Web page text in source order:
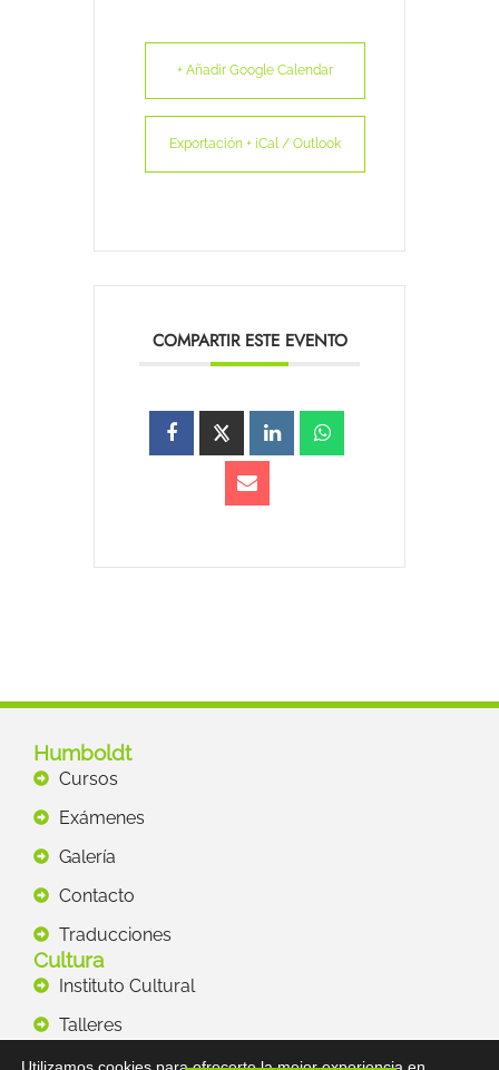
+ Añadir Google Calendar
Exportación + iCal / Outlook
COMPARTIR ESTE EVENTO
Humboldt
Cursos
Exámenes
Galería
Contacto
Traducciones
Cultura
Instituto Cultural
Talleres
Recursos